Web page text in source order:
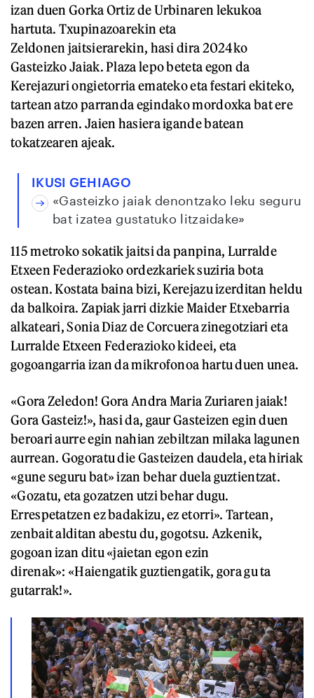
izan duen Gorka Ortiz de Urbinaren lekukoa
hartuta. Txupinazoarekin eta
Zeldonen jaitsierarekin, hasi dira 2024ko
Gasteizko Jaiak. Plaza lepo beteta egon da
Kerejazuri ongietorria emateko eta festari ekiteko,
tartean atzo parranda egindako mordoxka bat ere
bazen arren. Jaien hasiera igande batean
tokatzearen ajeak.
IKUSI GEHIAGO
«Gasteizko jaiak denontzako leku seguru
bat izatea gustatuko litzaidake»
115 metroko sokatik jaitsi da panpina, Lurralde
Etxeen Federazioko ordezkariek suziria bota
ostean. Kostata baina bizi, Kerejazu izerditan heldu
da balkoira. Zapiak jarri dizkie Maider Etxebarria
alkateari, Sonia Diaz de Corcuera zinegotziari eta
Lurralde Etxeen Federazioko kideei, eta
gogoangarria izan da mikrofonoa hartu duen unea.
«Gora Zeledon! Gora Andra Maria Zuriaren jaiak!
Gora Gasteiz!», hasi da, gaur Gasteizen egin duen
beroari aurre egin nahian zebiltzan milaka lagunen
aurrean. Gogoratu die Gasteizen daudela, eta hiriak
«gune seguru bat» izan behar duela guztientzat.
«Gozatu, eta gozatzen utzi behar dugu.
Errespetatzen ez badakizu, ez etorri». Tartean,
zenbait alditan abestu du, gogotsu. Azkenik,
gogoan izan ditu «jaietan egon ezin
direnak»: «Haiengatik guztiengatik, gora gu ta
gutarrak!».